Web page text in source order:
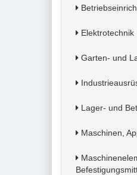
Elektrotechnik
Garten- und
Lager- und
Maschinen,